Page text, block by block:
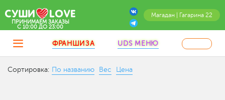
Магадан | Гагарина 22
ПРИНИМАЕМ ЗАКАЗЫ
C 10:00 ДО 23:00
ФРАНШИЗА UDS МЕНЮ
Сортировка: По названию Вес Цена